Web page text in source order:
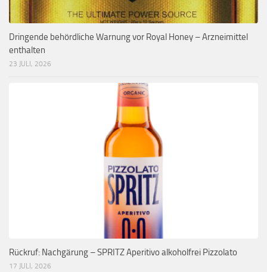
Dringende behördliche Warnung vor Royal Honey – Arzneimittel
enthalten
23 JULI, 2026
Rückruf: Nachgärung – SPRITZ Aperitivo alkoholfrei Pizzolato
17 JULI, 2026